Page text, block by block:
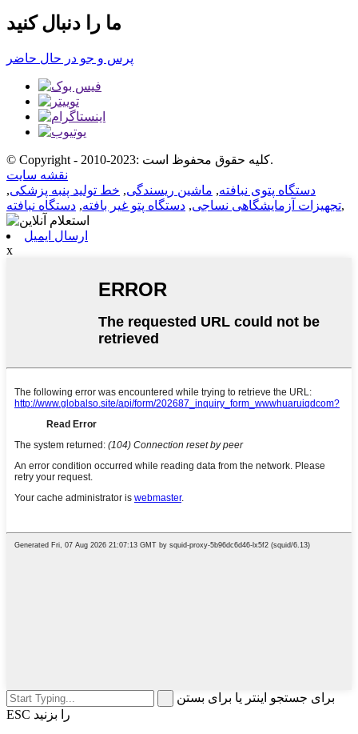
ما را دنبال کنید
پرس و جو در حال حاضر
© Copyright - 2010-2023: کلیه حقوق محفوظ است.
نقشه سایت
دستگاه پتوی نبافته, ماشین ریسندگی, خط تولید پنبه پزشکی,
تجهیزات آزمایشگاهی نساجی, دستگاه پتو غیر بافته, دستگاه نبافته ,
ارسال ایمیل
x
برای جستجو اینتر یا برای بستن
ESC را بزنید